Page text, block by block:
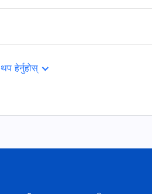
थप हेर्नुहोस्